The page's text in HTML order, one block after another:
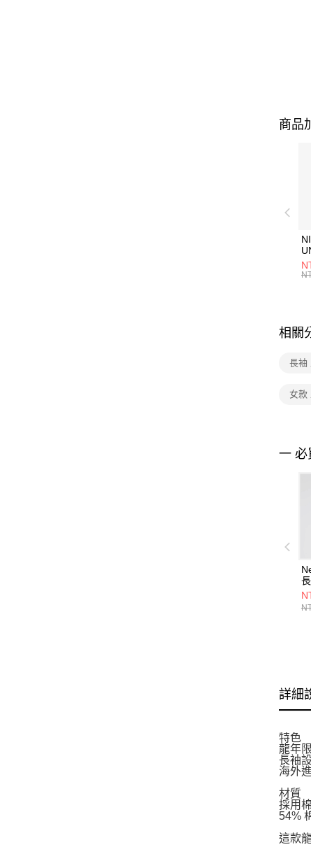
商品
相關
長袖
女款
一 必
詳細
特色
龍年
長袖
海外
材質
採用
54%
這款